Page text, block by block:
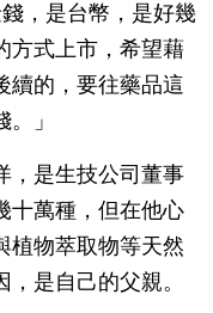
，是台幣，是好幾
方式上市，希望藉
續的，要往藥品這
」
，是生技公司董事
十萬種，但在他心
植物萃取物等天然
是自己的父親。